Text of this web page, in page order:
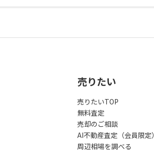
売りたい
売りたいTOP
無料査定
売却のご相談
AI不動産査定（会員限定）
周辺相場を調べる